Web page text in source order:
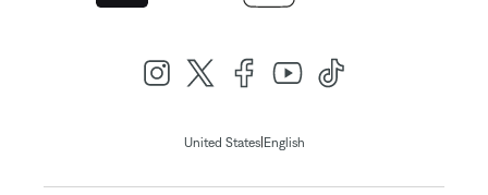
United States| English